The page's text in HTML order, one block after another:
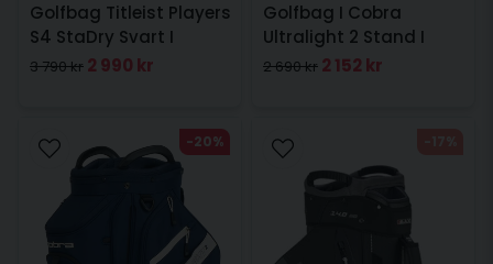
Golfbag Titleist Players
S4 StaDry Svart I
Vattentät golfbag
3 790 kr 2 990 kr
Golfbag I Cobra
Ultralight 2 Stand I
Svart
2 690 kr 2 152 kr
-20%